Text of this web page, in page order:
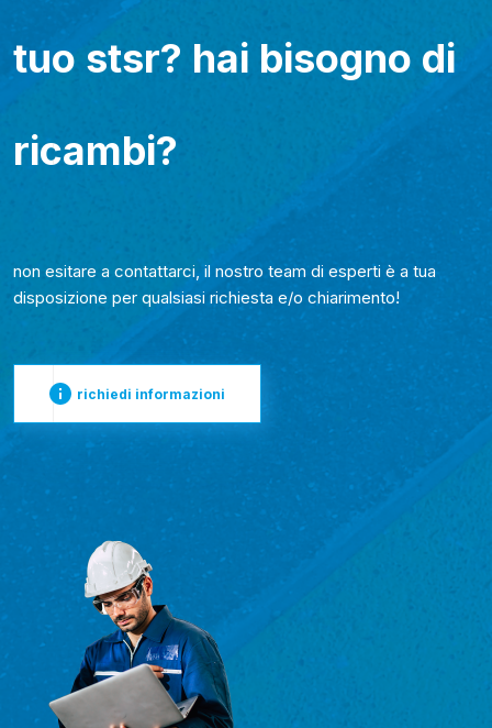
tuo stsr? hai bisogno di
ricambi?
non esitare a contattarci, il nostro team di esperti è a tua
disposizione per qualsiasi richiesta e/o chiarimento!
richiedi informazioni